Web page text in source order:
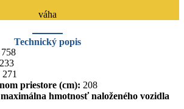
váha
Technický popis
758
233
271
priestore (cm): 208
hmotnosť naloženého vozidla